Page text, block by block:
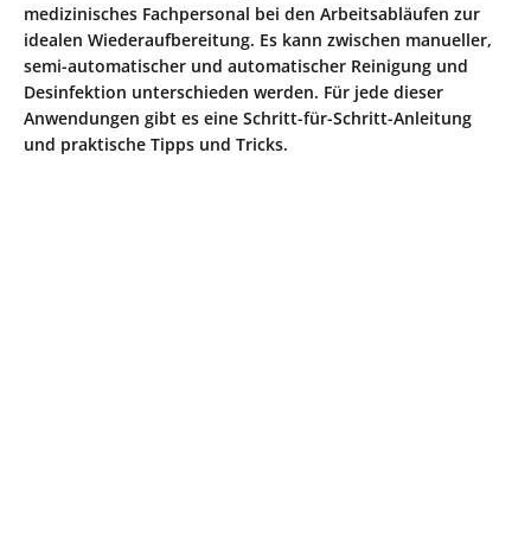
medizinisches Fachpersonal bei den Arbeitsabläufen zur
idealen Wiederaufbereitung. Es kann zwischen manueller,
semi-automatischer und automatischer Reinigung und
Desinfektion unterschieden werden. Für jede dieser
Anwendungen gibt es eine Schritt-für-Schritt-Anleitung
und praktische Tipps und Tricks.